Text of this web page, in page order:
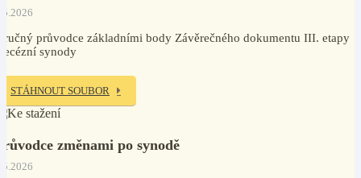
průvodce základními body Závěrečného dokumentu III. etapy
synody
STÁHNOUT SOUBOR
změnami po synodě